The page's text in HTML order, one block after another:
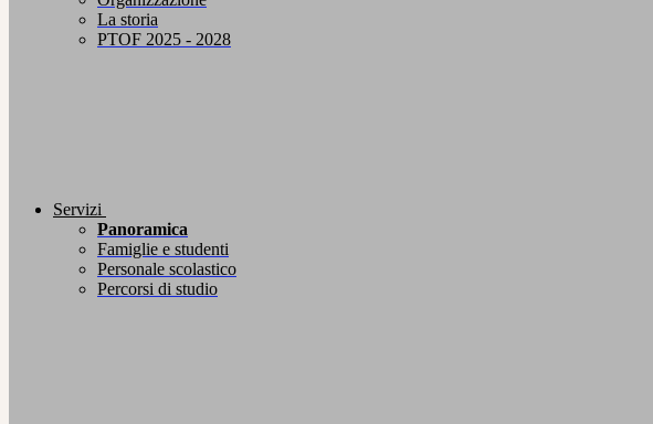
La storia
PTOF 2025 - 2028
Servizi
Panoramica
Famiglie e studenti
Personale scolastico
Percorsi di studio